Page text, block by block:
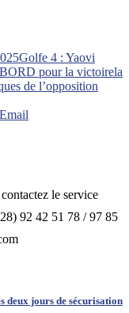
Golfe 4 : Yaovi
pour la victoirela
de l’opposition
Email
le service
92 42 51 78 / 97 85
deux jours de sécurisation